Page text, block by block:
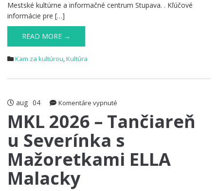
Mestské kultúrne a informačné centrum Stupava. . Kľúčové
informácie pre […]
READ MORE →
Kam za kultúrou,Kultúra
aug 04 Komentáre vypnuté
2026
Tančiareň
Severínka
MKL 2026 – Tančiareň
u Severínka s
Mažoretkami ELLA
Malacky